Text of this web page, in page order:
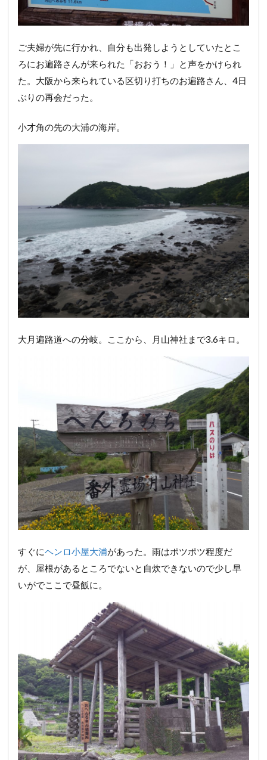
ご夫婦が先に行かれ、自分も出発しようとしていたとこ
ろにお遍路さんが来られた「おおう！」と声をかけられ
た。大阪から来られている区切り打ちのお遍路さん、4日
ぶりの再会だった。
小才角の先の大浦の海岸。
大月遍路道への分岐。ここから、月山神社まで3.6キロ。
すぐにヘンロ小屋大浦があった。雨はポツポツ程度だ
が、屋根があるところでないと自炊できないので少し早
いがでここで昼飯に。